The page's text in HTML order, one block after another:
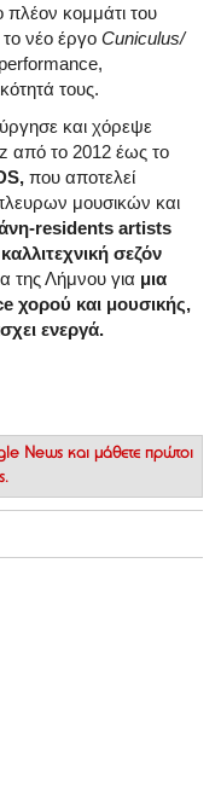
κομμάτι του
νέο έργο Cuniculus/
τους.
και χόρεψε
από το 2012 έως το
που αποτελεί
μουσικών και
residents artists
σεζόν
της Λήμνου για μια
χορού και μουσικής,
ενεργά.
News και μάθετε πρώτοι